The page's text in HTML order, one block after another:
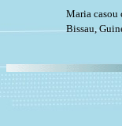
Maria casou
Bissau,